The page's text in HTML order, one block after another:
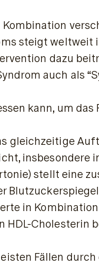
steigt
dazu
auch als
kann, um
gleichzeitige
insbesondere
stellt eine
in
HDL-
Fällen